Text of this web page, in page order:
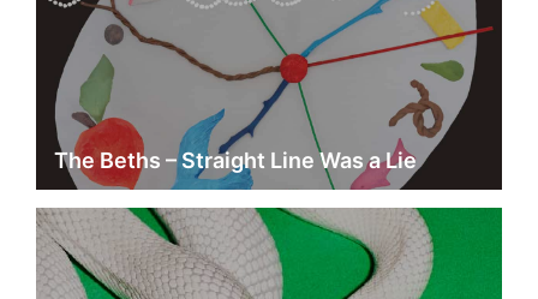
The Beths – Straight Line Was a Lie